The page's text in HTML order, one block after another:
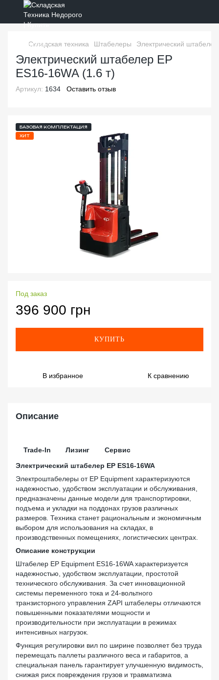
Складская техника Штабелеры Электрический
Электрический штабелер EP
ES16-16WA (1.6 т)
Артикул: 1634 Оставить отзыв
БАЗОВАЯ КОМПЛЕКТАЦИЯ
ХИТ
Под заказ
396 900 грн
КУПИТЬ
В избранное К сравнению
Описание
Trade-In Лизинг
Сервис
Электрический штабелер EP ES16-16WA
Электроштабелеры от EP Equipment характеризуются
надежностью, удобством эксплуатации и обслуживания,
предназначены данные модели для транспортировки,
подъема и укладки на поддонах грузов различных
размеров. Техника станет рациональным и экономичным
выбором для использования на складах, в
производственных помещениях, логистических центрах.
Описание конструкции
Штабелер EP Equipment ES16-16WA характеризуется
надежностью, удобством эксплуатации, простотой
технического обслуживания. За счет инновационной
системы переменного тока и 24-вольтного
транзисторного управления ZAPI штабелеры отличаются
повышенными показателями мощности и
производительности при эксплуатации в режимах
интенсивных нагрузок.
Функция регулировки вил по ширине позволяет без труда
перемещать паллеты различного веса и габаритов, а
специальная панель гарантирует улучшенную видимость,
снижая риск повреждения грузов и травматизма